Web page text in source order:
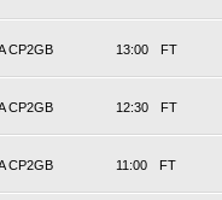
CP2GB FT
13:00
CP2GB FT
12:30
CP2GB FT
11:00